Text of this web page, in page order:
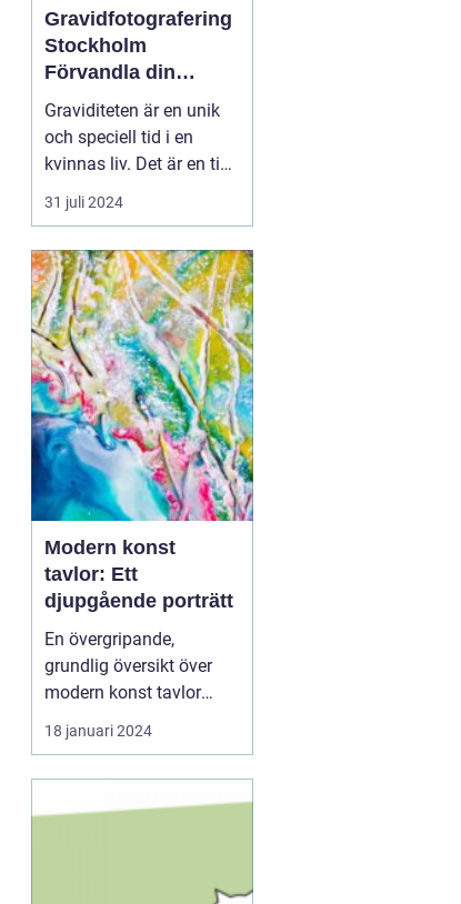
Gravidfotografering
Stockholm
Förvandla din
graviditet till tidlös
konst
Graviditeten är en unik
och speciell tid i en
kvinnas liv. Det är en tid
av förändring, förväntan
och glädje. En tid då
komma ihåg varje
känsla och detalj. I
Stockholm ...
31 juli 2024
Modern konst
tavlor: Ett
djupgående porträtt
En övergripande,
grundlig översikt över
modern konst tavlor
Modern konst tavlor har
under de senaste
populära och anses nu
18 januari 2024